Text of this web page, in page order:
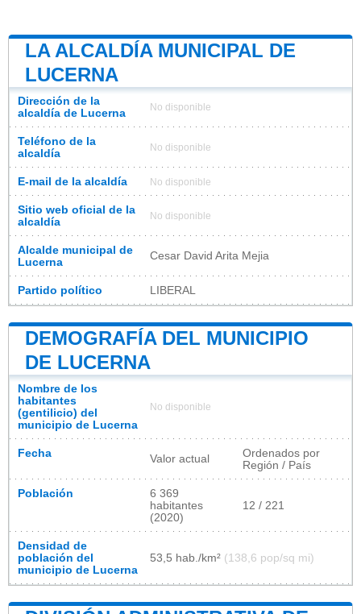
LA ALCALDÍA MUNICIPAL DE
LUCERNA
Dirección de la
alcaldía de Lucerna
No disponible
Teléfono de la
alcaldía
No disponible
E-mail de la alcaldía No disponible
Sitio web oficial de la
alcaldía
No disponible
Alcalde municipal de
Lucerna
Cesar David Arita Mejia
Partido político LIBERAL
DEMOGRAFÍA DEL MUNICIPIO
DE LUCERNA
Nombre de los
habitantes
(gentilicio) del
municipio de Lucerna
No disponible
Fecha Valor actual
Ordenados por
Región / País
Población
6 369
habitantes
(2020)
12 / 221
Densidad de
población del
municipio de Lucerna
53,5 hab./km² (138,6 pop/sq mi)